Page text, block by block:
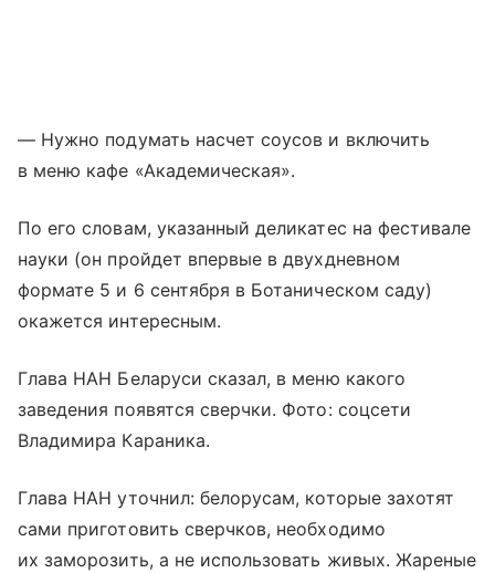
— Нужно подумать насчет соусов и включить
в меню кафе «Академическая».
По его словам, указанный деликатес на фестивале
науки (он пройдет впервые в двухдневном
формате 5 и 6 сентября в Ботаническом саду)
окажется интересным.
Глава НАН Беларуси сказал, в меню какого
заведения появятся сверчки. Фото: соцсети
Владимира Караника.
Глава НАН уточнил: белорусам, которые захотят
сами приготовить сверчков, необходимо
их заморозить, а не использовать живых. Жареные